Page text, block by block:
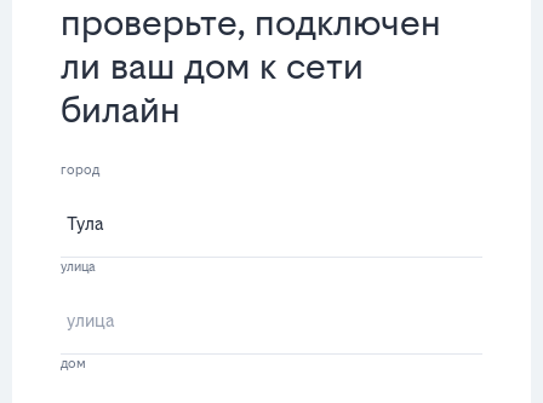
проверьте, подключен
ли ваш дом к сети
билайн
город
улица
дом